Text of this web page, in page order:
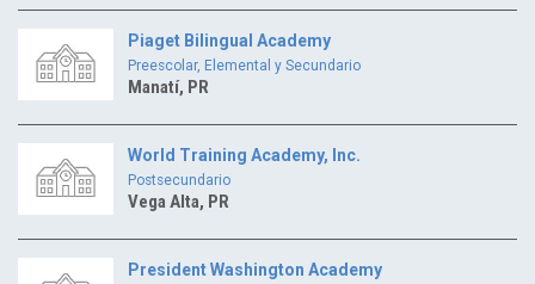
Piaget Bilingual Academy
Preescolar, Elemental y Secundario
Manatí, PR
World Training Academy, Inc.
Postsecundario
Vega Alta, PR
President Washington Academy